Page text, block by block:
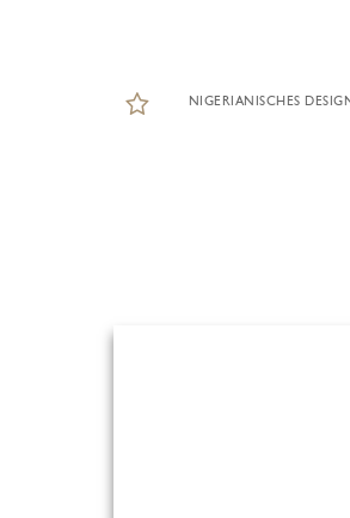
NIGERIANISCHES